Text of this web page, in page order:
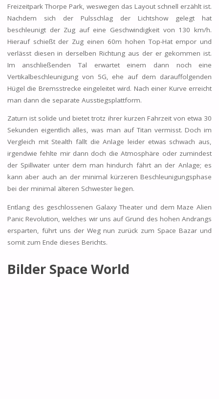
Freizeitpark Thorpe Park, weswegen das Layout schnell erzählt ist.
Nachdem sich der Pulsschlag der Lichtshow gelegt hat
beschleunigt der Zug auf eine Geschwindigkeit von 130 km/h.
Hierauf schießt der Zug einen 60m hohen Top-Hat empor und
verlässt diesen in derselben Richtung aus der er gekommen ist.
Im anschließenden Tal erwartet einem dann noch eine
Vertikalbeschleunigung von 5G, ehe auf dem darauffolgenden
Hügel die Bremsstrecke eingeleitet wird. Nach einer Kurve erreicht
man dann die separate Ausstiegsplattform.
Zaturn ist solide und bietet trotz ihrer kurzen Fahrzeit von etwa 30
Sekunden eigentlich alles, was man auf Titan vermisst. Doch im
Vergleich mit Stealth fällt die Anlage leider etwas schwach aus,
irgendwie fehlte mir dann doch die Atmosphäre oder zumindest
der Spillwater unter dem man hindurch fährt an der Anlage; es
kann aber auch an der minimal kürzeren Beschleunigungsphase
bei der minimal älteren Schwester liegen.
Entlang des geschlossenen Galaxy Theater und dem Maze Alien
Panic Revolution, welches wir uns auf Grund des hohen Andrangs
ersparten, führt uns der Weg nun zurück zum Space Bazar und
somit zum Ende dieses Berichts.
Bilder Space World